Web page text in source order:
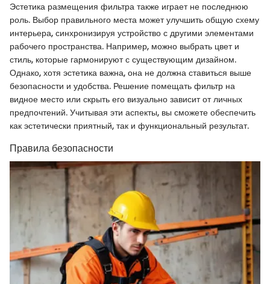
Эстетика размещения фильтра также играет не последнюю
роль. Выбор правильного места может улучшить общую схему
интерьера, синхронизируя устройство с другими элементами
рабочего пространства. Например, можно выбрать цвет и
стиль, которые гармонируют с существующим дизайном.
Однако, хотя эстетика важна, она не должна ставиться выше
безопасности и удобства. Решение помещать фильтр на
видное место или скрыть его визуально зависит от личных
предпочтений. Учитывая эти аспекты, вы сможете обеспечить
как эстетически приятный, так и функциональный результат.
Правила безопасности